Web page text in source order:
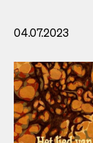
04.07.2023